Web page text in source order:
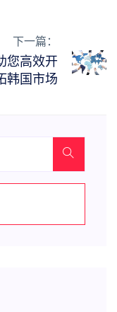
下一篇：
您高效开
韩国市场